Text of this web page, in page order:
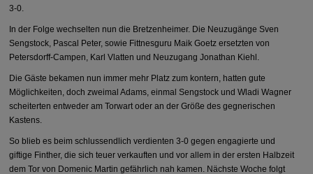
3-0.
In der Folge wechselten nun die Bretzenheimer. Die Neuzugänge Sven
Sengstock, Pascal Peter, sowie Fittnesguru Maik Goetz ersetzten von
Petersdorff-Campen, Karl Vlatten und Neuzugang Jonathan Kiehl.
Die Gäste bekamen nun immer mehr Platz zum kontern, hatten gute
Möglichkeiten, doch zweimal Adams, einmal Sengstock und Wladi Wagner
scheiterten entweder am Torwart oder an der Größe des gegnerischen
Kastens.
So blieb es beim schlussendlich verdienten 3-0 gegen engagierte und
giftige Finther, die sich teuer verkauften und vor allem in der ersten Halbzeit
dem Tor von Domenic Martin gefährlich nah kamen. Nächste Woche folgt